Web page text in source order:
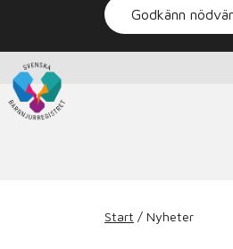
Godkänn
Start / Nyheter